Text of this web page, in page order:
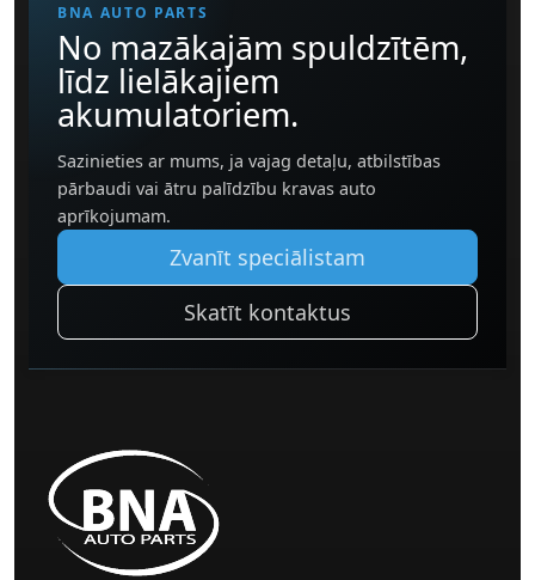
BNA AUTO PARTS
No mazākajām spuldzītēm,
līdz lielākajiem
akumulatoriem.
Sazinieties ar mums, ja vajag detaļu, atbilstības
pārbaudi vai ātru palīdzību kravas auto
aprīkojumam.
Zvanīt speciālistam
Skatīt kontaktus